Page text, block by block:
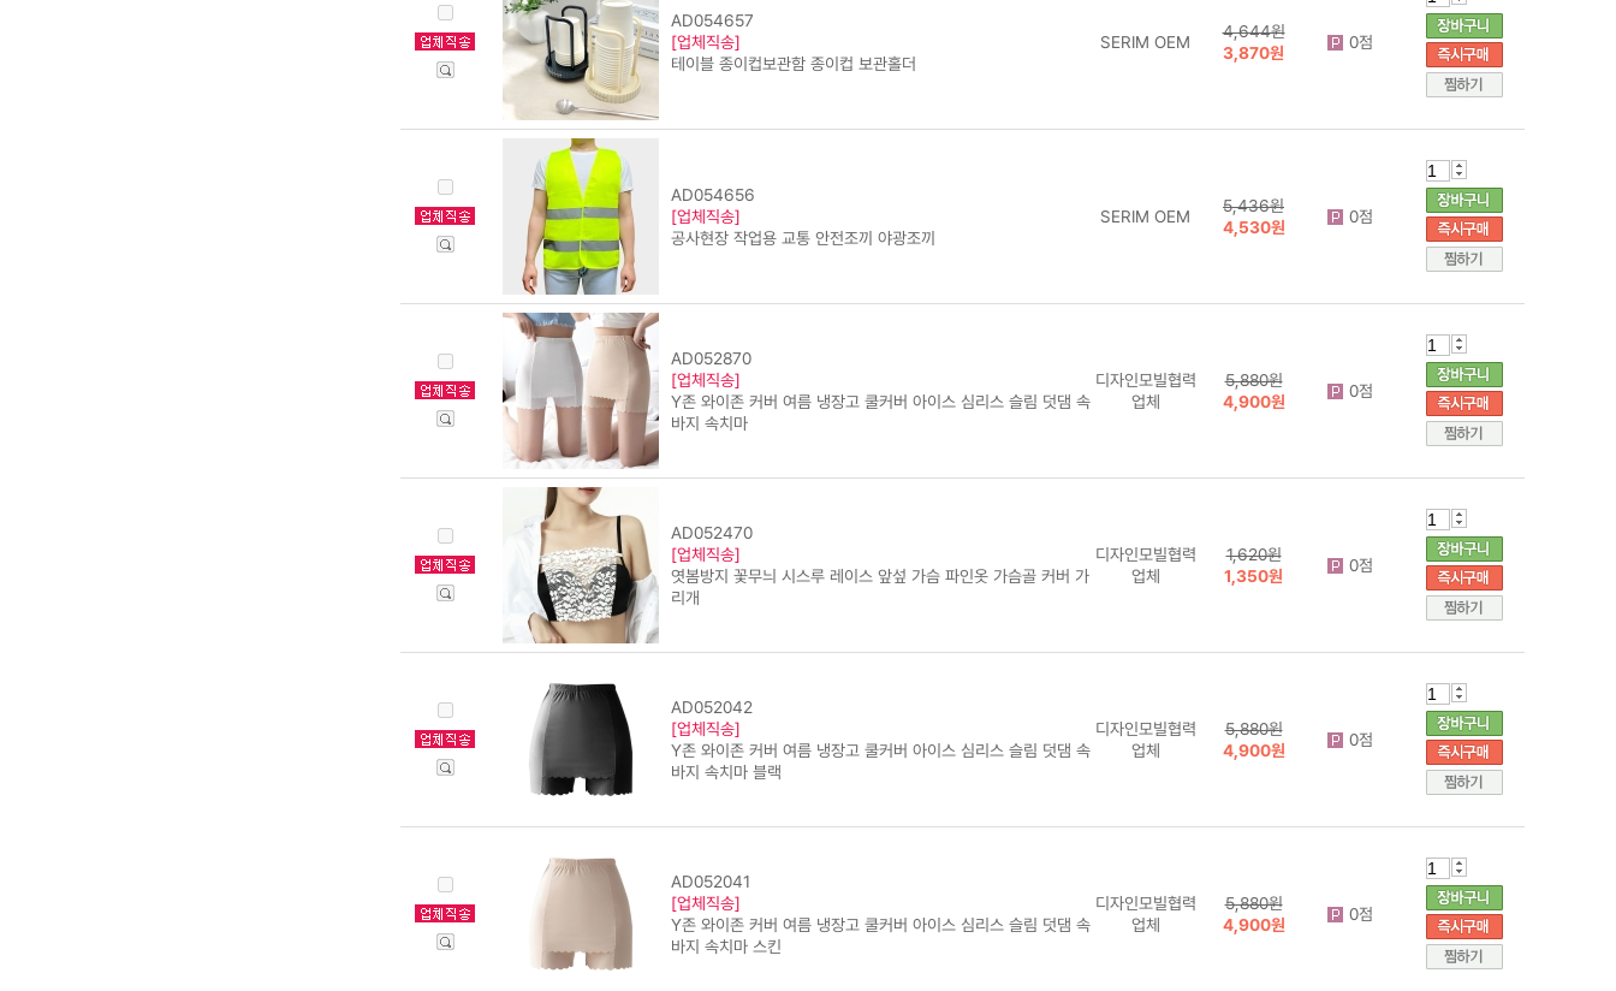
AD054657
[업체직송]
테이블 종이컵보관함 종이컵 보관홀더
SERIM OEM
4,644원
3,870원
0점
AD054656
[업체직송]
공사현장 작업용 교통 안전조끼 야광조끼
SERIM OEM
5,436원
4,530원
0점
AD052870
[업체직송]
Y존 와이존 커버 여름 냉장고 쿨커버 아이스 심리스 슬림 덧댐 속
바지 속치마
디자인모빌협력
업체
5,880원
4,900원
0점
AD052470
[업체직송]
엿봄방지 꽃무늬 시스루 레이스 앞섶 가슴 파인옷 가슴골 커버 가
리개
디자인모빌협력
업체
1,620원
1,350원
0점
AD052042
[업체직송]
Y존 와이존 커버 여름 냉장고 쿨커버 아이스 심리스 슬림 덧댐 속
바지 속치마 블랙
디자인모빌협력
업체
5,880원
4,900원
0점
AD052041
[업체직송]
Y존 와이존 커버 여름 냉장고 쿨커버 아이스 심리스 슬림 덧댐 속
바지 속치마 스킨
디자인모빌협력
업체
5,880원
4,900원
0점